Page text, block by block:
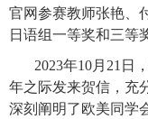
官网参赛教师张艳、
日语组一等奖和三等
2023年10月21日
年之际发来贺信，充
深刻阐明了欧美同学